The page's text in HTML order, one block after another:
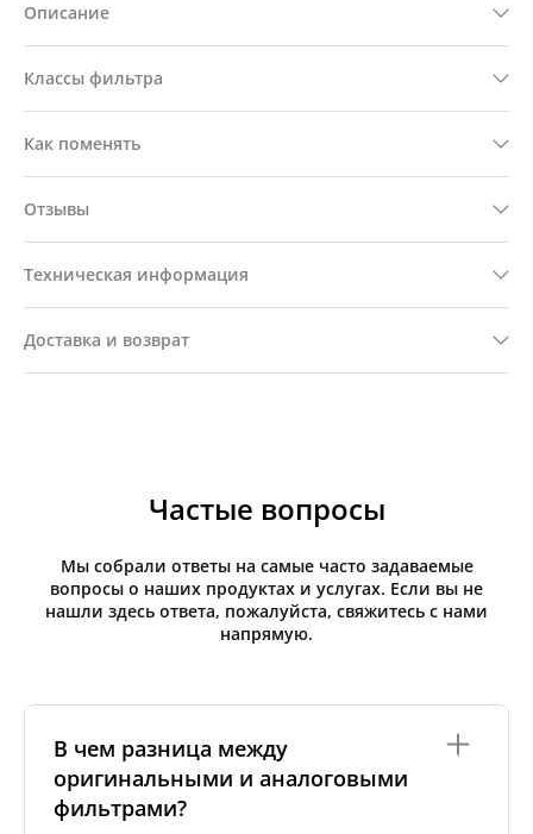
Описание
Классы фильтра
Как поменять
Отзывы
Техническая информация
Доставка и возврат
Частые вопросы
Мы собрали ответы на самые часто задаваемые
вопросы о наших продуктах и услугах. Если вы не
нашли здесь ответа, пожалуйста, свяжитесь с нами
напрямую.
В чем разница между
оригинальными и аналоговыми
фильтрами?